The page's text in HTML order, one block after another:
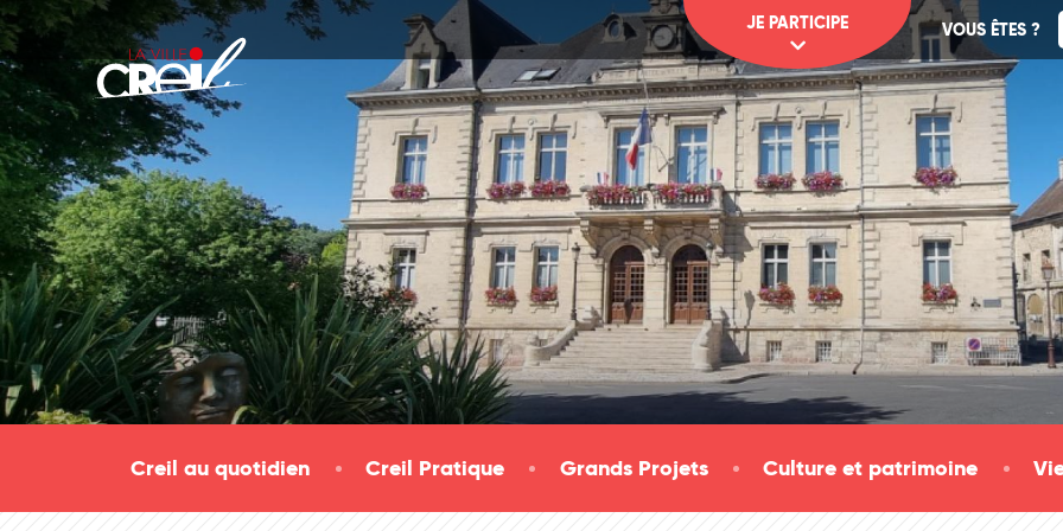
Passer au contenu VOUS ÊTES ?
JE PARTICIPE
Creil au quotidien Creil Pratique Grands Projets Culture et patrimoine